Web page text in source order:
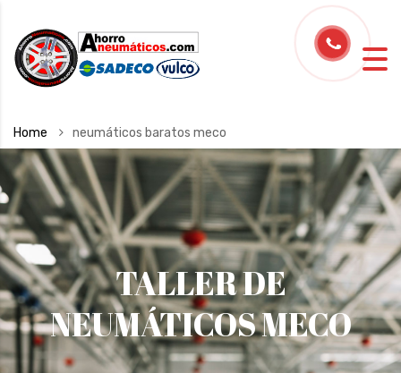
Home neumáticos baratos meco
TALLER DE
NEUMÁTICOS MECO